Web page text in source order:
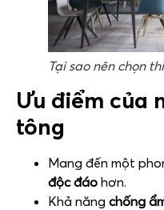
Tại sao nên chọn
Ưu điểm của
tông
Mang đến một
độc đáo hơn.
Khả năng chống